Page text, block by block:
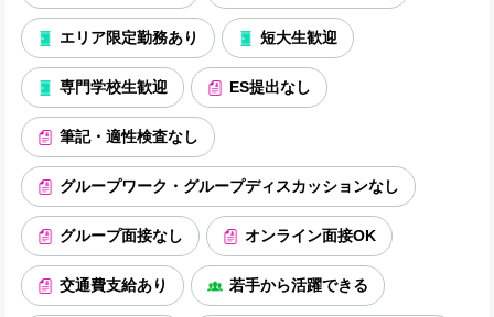
エリア限定勤務あり 短大生歓迎
専門学校生歓迎 ES提出なし
筆記・適性検査なし
グループワーク・グループディスカッションなし
グループ面接なし オンライン面接OK
交通費支給あり 若手から活躍できる